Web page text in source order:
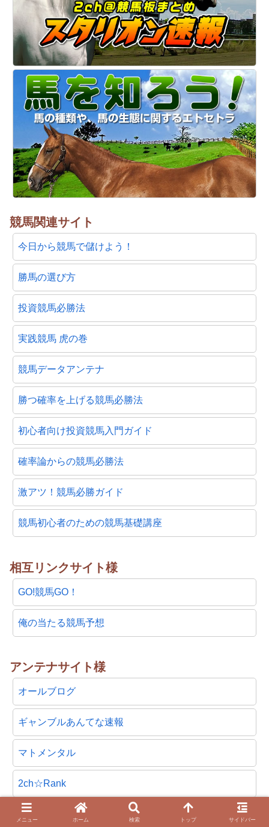
競馬関連サイト
今日から競馬で儲けよう！
勝馬の選び方
投資競馬必勝法
実践競馬 虎の巻
競馬データアンテナ
勝つ確率を上げる競馬必勝法
初心者向け投資競馬入門ガイド
確率論からの競馬必勝法
激アツ！競馬必勝ガイド
競馬初心者のための競馬基礎講座
相互リンクサイト様
GO!競馬GO！
俺の当たる競馬予想
アンテナサイト様
オールブログ
ギャンブルあんてな速報
マトメンタル
2ch☆Rank
2chnavi
メニュー ホーム 検索 トップ サイドバー